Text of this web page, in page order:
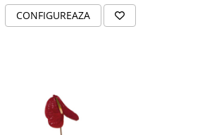
CONFIGUREAZA